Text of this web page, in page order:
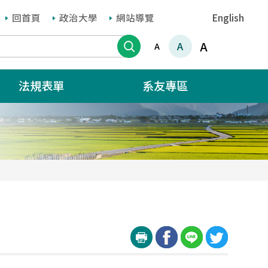
回首頁 政治大學 網站導覽 English
搜尋A A A
法規表單 系友專區